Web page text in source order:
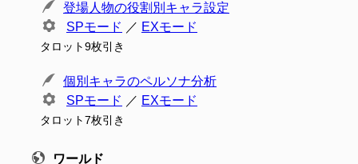
登場人物の役割別キャラ設定
SPモード ／ EXモード
タロット9枚引き
個別キャラのペルソナ分析
SPモード ／ EXモード
タロット7枚引き
ワールド